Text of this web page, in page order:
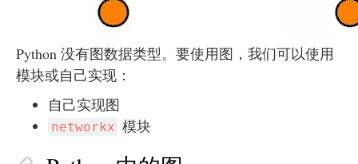
Python 没有图数据类型。要使用图，我们可以使用
模块或自己实现：
自己实现图
networkx 模块